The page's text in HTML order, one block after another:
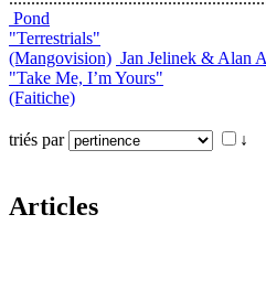
Pond
"Terrestrials"
(Mangovision) Jan Jelinek & Alan
"Take Me, I’m Yours"
(Faitiche)
triés par ↓
Articles